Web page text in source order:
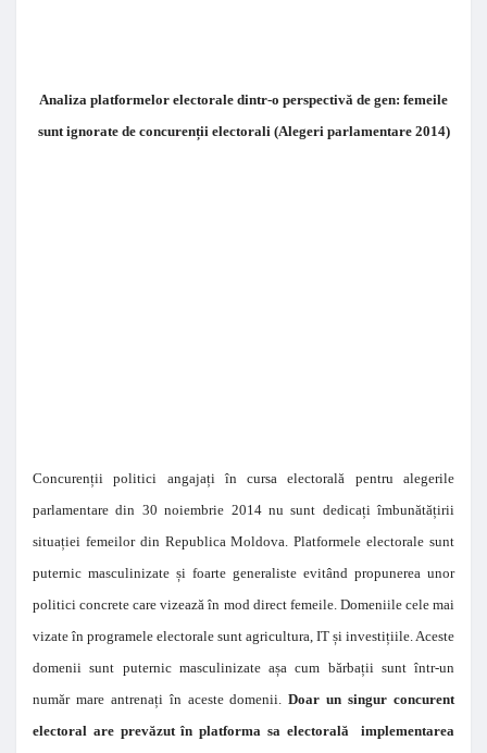
Analiza platformelor electorale dintr-o perspectivă de gen: femeile
sunt ignorate de concurenții electorali (Alegeri parlamentare 2014)
Concurenții politici angajați în cursa electorală pentru alegerile
parlamentare din 30 noiembrie 2014 nu sunt dedicați îmbunătățirii
situației femeilor din Republica Moldova. Platformele electorale sunt
puternic masculinizate și foarte generaliste evitând propunerea unor
politici concrete care vizează în mod direct femeile. Domeniile cele mai
vizate în programele electorale sunt agricultura, IT și investițiile. Aceste
domenii sunt puternic masculinizate așa cum bărbații sunt într-un
număr mare antrenați în aceste domenii.Doar un singur concurent
electoral are prevăzut în platforma sa electorală implementarea